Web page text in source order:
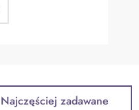
Najczęściej zadawane